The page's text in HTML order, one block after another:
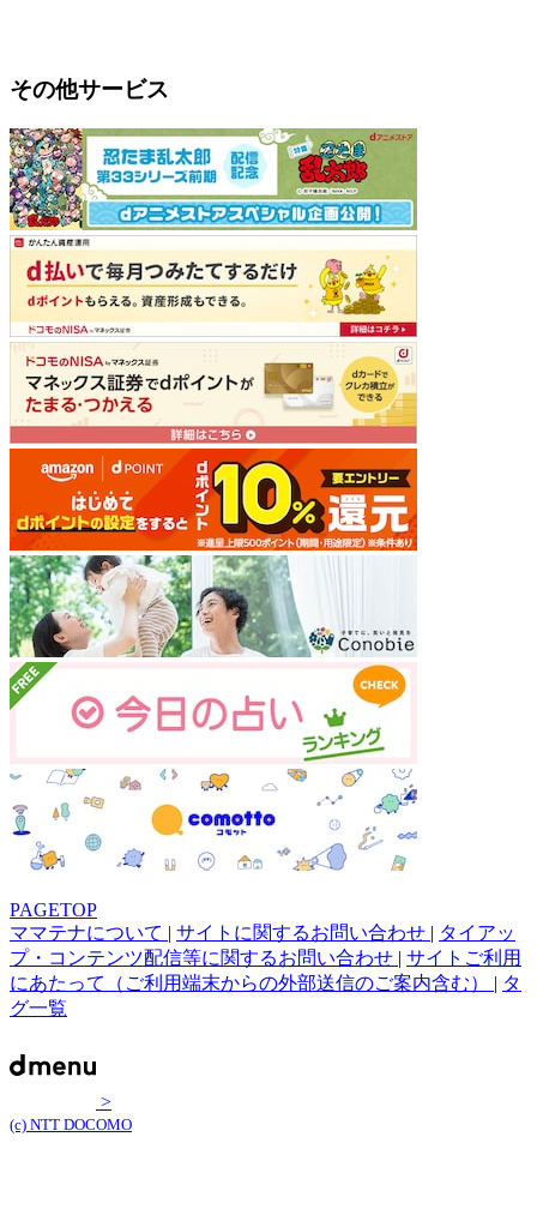
その他サービス
PAGETOP
ママテナについて | サイトに関するお問い合わせ | タイアッ
プ・コンテンツ配信等に関するお問い合わせ | サイトご利用
にあたって（ご利用端末からの外部送信のご案内含む） | タ
グ一覧
>
(c) NTT DOCOMO